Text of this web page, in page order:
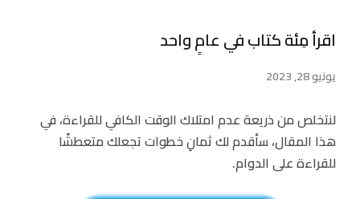
اقرأ مِئة كتاب في عامٍ واحد
يونيو 28, 2023
لنتخلص من ذريعة عدم امتلاك الوقت الكافي للقراءة، في
هذا المقال، سأقدم لك ثمانِ خطوات تجعلك متعطشًا
للقراءة على الدوام.